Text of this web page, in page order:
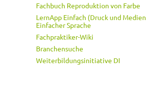
Fachbuch Reproduktion von Farbe
LernApp Einfach (Druck und
Einfacher Sprache
Fachpraktiker-Wiki
Branchensuche
Weiterbildungsinitiative DI